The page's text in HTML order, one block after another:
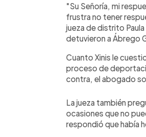
"Su Señoría, mi
frustra no tener
jueza de distrito
detuvieron a Ábrego
Cuanto Xinis le
proceso de
contra, el abogado
La jueza también
ocasiones que no
respondió que había